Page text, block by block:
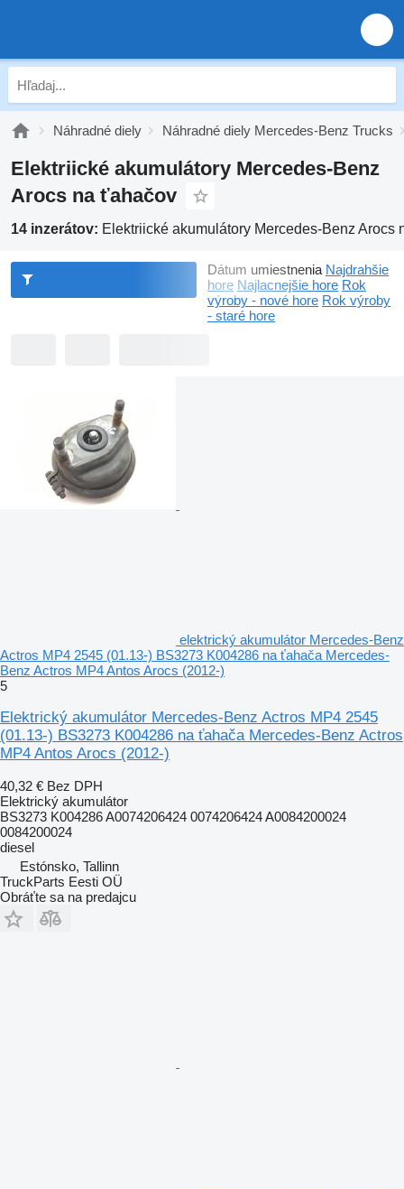
Náhradné diely Náhradné diely Mercedes-Benz Trucks
Elektriické akumulátory Mercedes-Benz
Arocs na ťahačov
14 inzerátov: Elektriické akumulátory Mercedes-Benz Arocs
Dátum umiestnenia Najdrahšie
hore Najlacnejšie hore Rok
výroby - nové hore Rok výroby
- staré hore
elektrický akumulátor Mercedes-Benz
Actros MP4 2545 (01.13-) BS3273 K004286 na ťahača Mercedes-
Benz Actros MP4 Antos Arocs (2012-)
5
Elektrický akumulátor Mercedes-Benz Actros MP4 2545
(01.13-) BS3273 K004286 na ťahača Mercedes-Benz Actros
MP4 Antos Arocs (2012-)
40,32 € Bez DPH
Elektrický akumulátor
BS3273 K004286 A0074206424 0074206424 A0084200024
0084200024
diesel
Estónsko, Tallinn
TruckParts Eesti OÜ
Obráťte sa na predajcu